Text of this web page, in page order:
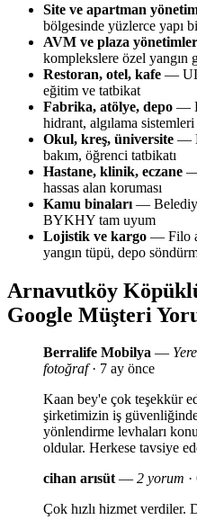
Site ve apartman
bölgesinde yüzlerce yapı
AVM ve plaza
komplekslere özel yangın
Restoran, otel, kafe — UL
eğitim ve tatbikat
Fabrika, atölye, depo —
hidrant, algılama sistemleri
Okul, kreş, üniversite —
bakım, öğrenci tatbikatı
Hastane, klinik, eczane —
hassas alan koruması
Kamu binaları —
BYKHY tam uyum
Lojistik ve kargo — Filo
yangın tüpü, depo
Arnavutköy
Google Müşteri
Berralife Mobilya —
fotoğraf· 7 ay önce
Kaan bey'e çok teşekkür
şirketimizin iş
yönlendirme levhaları
oldular. Herkese tavsiye
cihan arısüt— 2 yorum
Çok hızlı hizmet verdiler.